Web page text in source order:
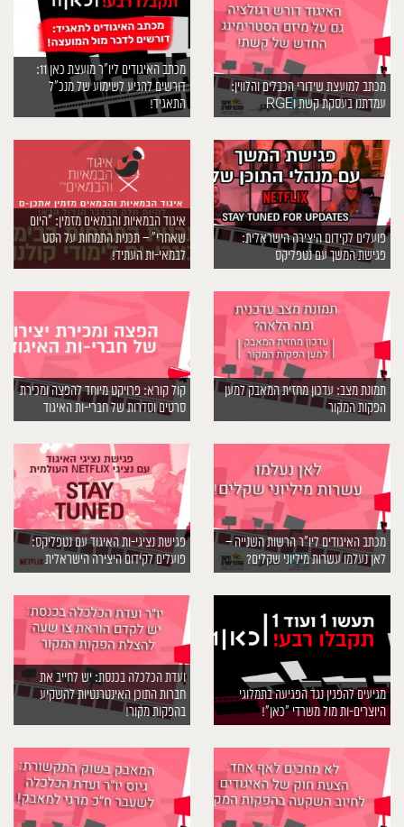
מכתב למועצת שידורי הכבלים והלווין:
עמדתנו בעסקת קשת וRGE
מכתב האיגודים ליו״ר מועצת כאן 11:
דורשים להגיע לשימוע של מנכ״ל
התאגיד!
פועלים לקידום היצירה הישראלית:
פגישת המשך עם נטפליקס
איגוד הבמאיות והבמאים מזמין: ״היום
שאחרי״ – תכנית התמחות על הסט
לבמאי-ות העתיד!
תמונת מצב: עדכון מחזית המאבק למען
הפקות המקור
קול קורא: פרויקט מיוחד להפצה ומכירת
סרטים וסדרות של חברי-ות האיגוד
מכתב האיגודים ליו״ר הרשות השנייה –
לאן נעלמו עשרות מיליוני שקלים?
פגישת נציגי-ות האיגוד עם נטפליקס:
פועלים לקידום היצירה הישראלית
מגיעים להפגין נגד הפגיעה בתמלוגי
היוצרים-ות מול משרדי ״כאן״!
ועדת הכלכלה בכנסת: יש לחייב את
חברות התוכן האינטרנטיות להשקיע
בהפקות מקור!